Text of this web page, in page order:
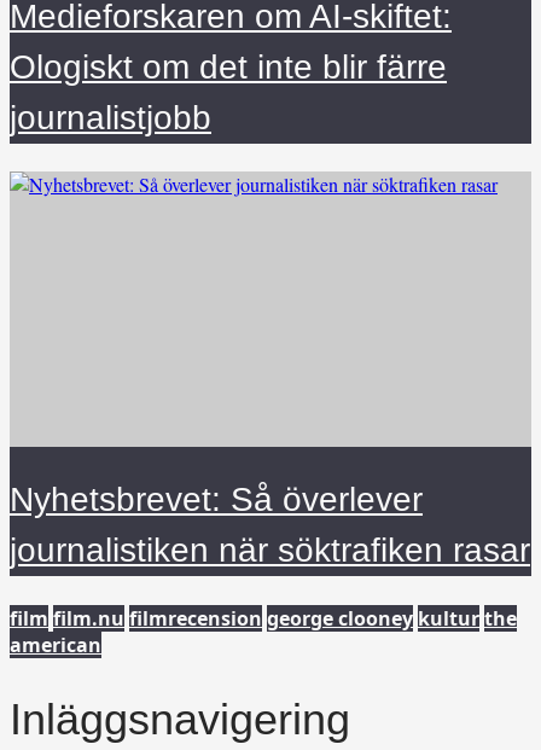
Medieforskaren om AI-skiftet:
Ologiskt om det inte blir färre
journalistjobb
Nyhetsbrevet: Så överlever
journalistiken när söktrafiken rasar
film film.nu filmrecension george clooney kulturthe
american
Inläggsnavigering